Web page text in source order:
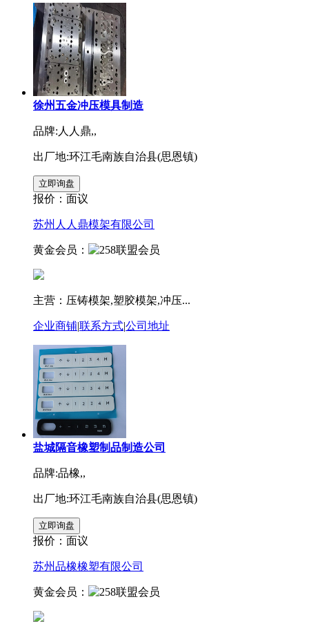
徐州五金冲压模具制造
品牌:人人鼎,,
出厂地:环江毛南族自治县(思恩镇)
报价： 面议
苏州人人鼎模架有限公司
黄金会员：
主营：压铸模架,塑胶模架,冲压...
企业商铺|联系方式|公司地址
盐城隔音橡塑制品制造公司
品牌:品橡,,
出厂地:环江毛南族自治县(思恩镇)
报价： 面议
苏州品橡橡塑有限公司
黄金会员：